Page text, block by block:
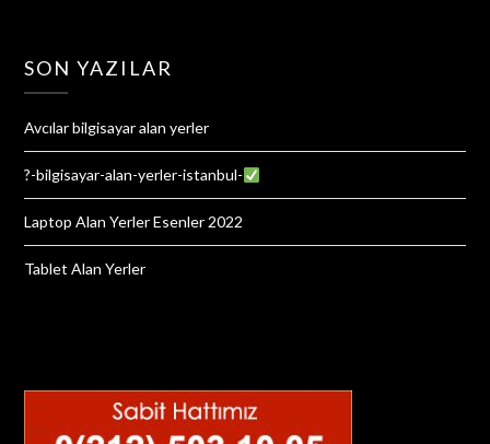
SON YAZILAR
Avcılar bilgisayar alan yerler
?-bilgisayar-alan-yerler-istanbul-
Laptop Alan Yerler Esenler 2022
Tablet Alan Yerler